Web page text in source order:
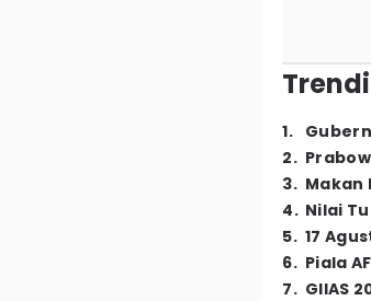
1.
2.
3. Makan
4. Nilai
5. 17
6. Piala
7. GIIAS